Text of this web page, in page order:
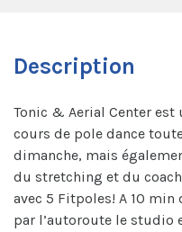
Description
Tonic & Aerial Center est
cours de pole dance
dimanche, mais
du stretching et du
avec 5 Fitpoles! A 10 min
par l’autoroute le studio